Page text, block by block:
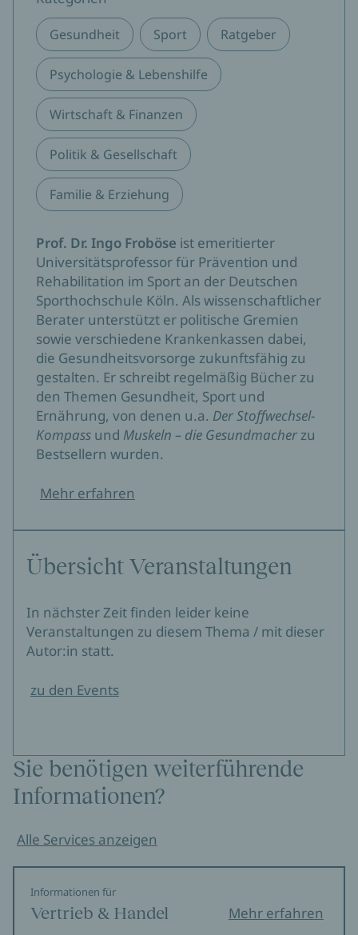
Gesundheit Sport Ratgeber
Psychologie & Lebenshilfe
Wirtschaft & Finanzen
Politik & Gesellschaft
Familie & Erziehung
Prof. Dr. Ingo Froböse ist emeritierter
Universitätsprofessor für Prävention und
Rehabilitation im Sport an der Deutschen
Sporthochschule Köln. Als wissenschaftlicher
Berater unterstützt er politische Gremien
sowie verschiedene Krankenkassen dabei,
die Gesundheitsvorsorge zukunftsfähig zu
gestalten. Er schreibt regelmäßig Bücher zu
den Themen Gesundheit, Sport und
Ernährung, von denen u.a. Der Stoffwechsel-
Kompass und Muskeln – die Gesundmacherzu
Bestsellern wurden.
Mehr erfahren
Übersicht Veranstaltungen
In nächster Zeit finden leider keine
Veranstaltungen zu diesem Thema / mit dieser
Autor:in statt.
zu den Events
Sie benötigen weiterführende
Informationen?
Alle Services anzeigen
Informationen für
Vertrieb & Handel Mehr erfahren